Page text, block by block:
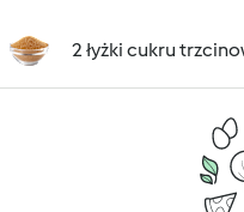
2 łyżki cukru